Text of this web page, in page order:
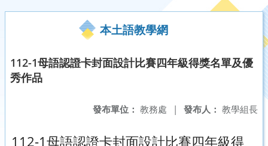
本土語教學網
112-1母語認證卡封面設計比賽四年級得獎名單及優
秀作品
發布人： 教學組長
發布單位： 教務處 |
112-1母語認證卡封面設計比賽四年級得